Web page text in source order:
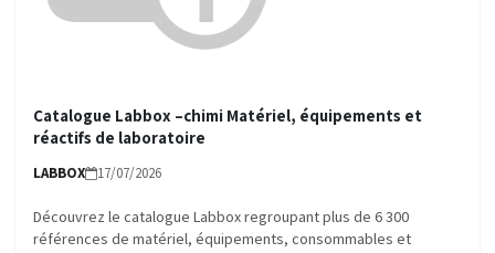
Catalogue Labbox –chimi Matériel, équipements et
réactifs de laboratoire
LABBOX 17/07/2026
Découvrez le catalogue Labbox regroupant plus de 6 300
références de matériel, équipements, consommables et